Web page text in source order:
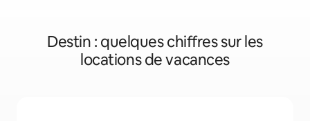
Destin : quelques chiffres sur les
locations de vacances